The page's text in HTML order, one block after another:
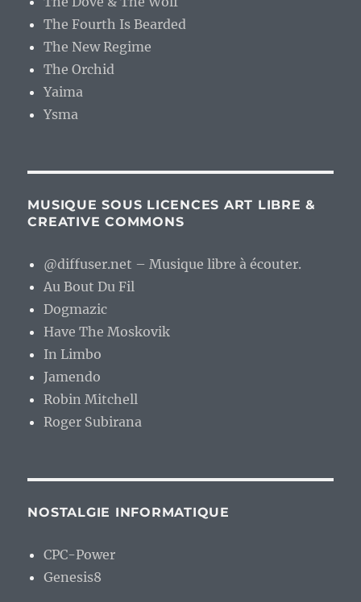
The Fourth Is Bearded
The New Regime
The Orchid
Yaima
Ysma
MUSIQUE SOUS LICENCES ART LIBRE &
CREATIVE COMMONS
@diffuser.net – Musique libre à écouter.
Au Bout Du Fil
Dogmazic
Have The Moskovik
In Limbo
Jamendo
Robin Mitchell
Roger Subirana
NOSTALGIE INFORMATIQUE
CPC-Power
Genesis8